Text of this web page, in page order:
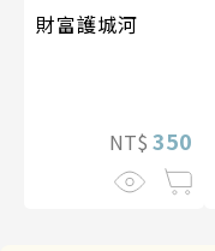
財富護城河
NT$ 350